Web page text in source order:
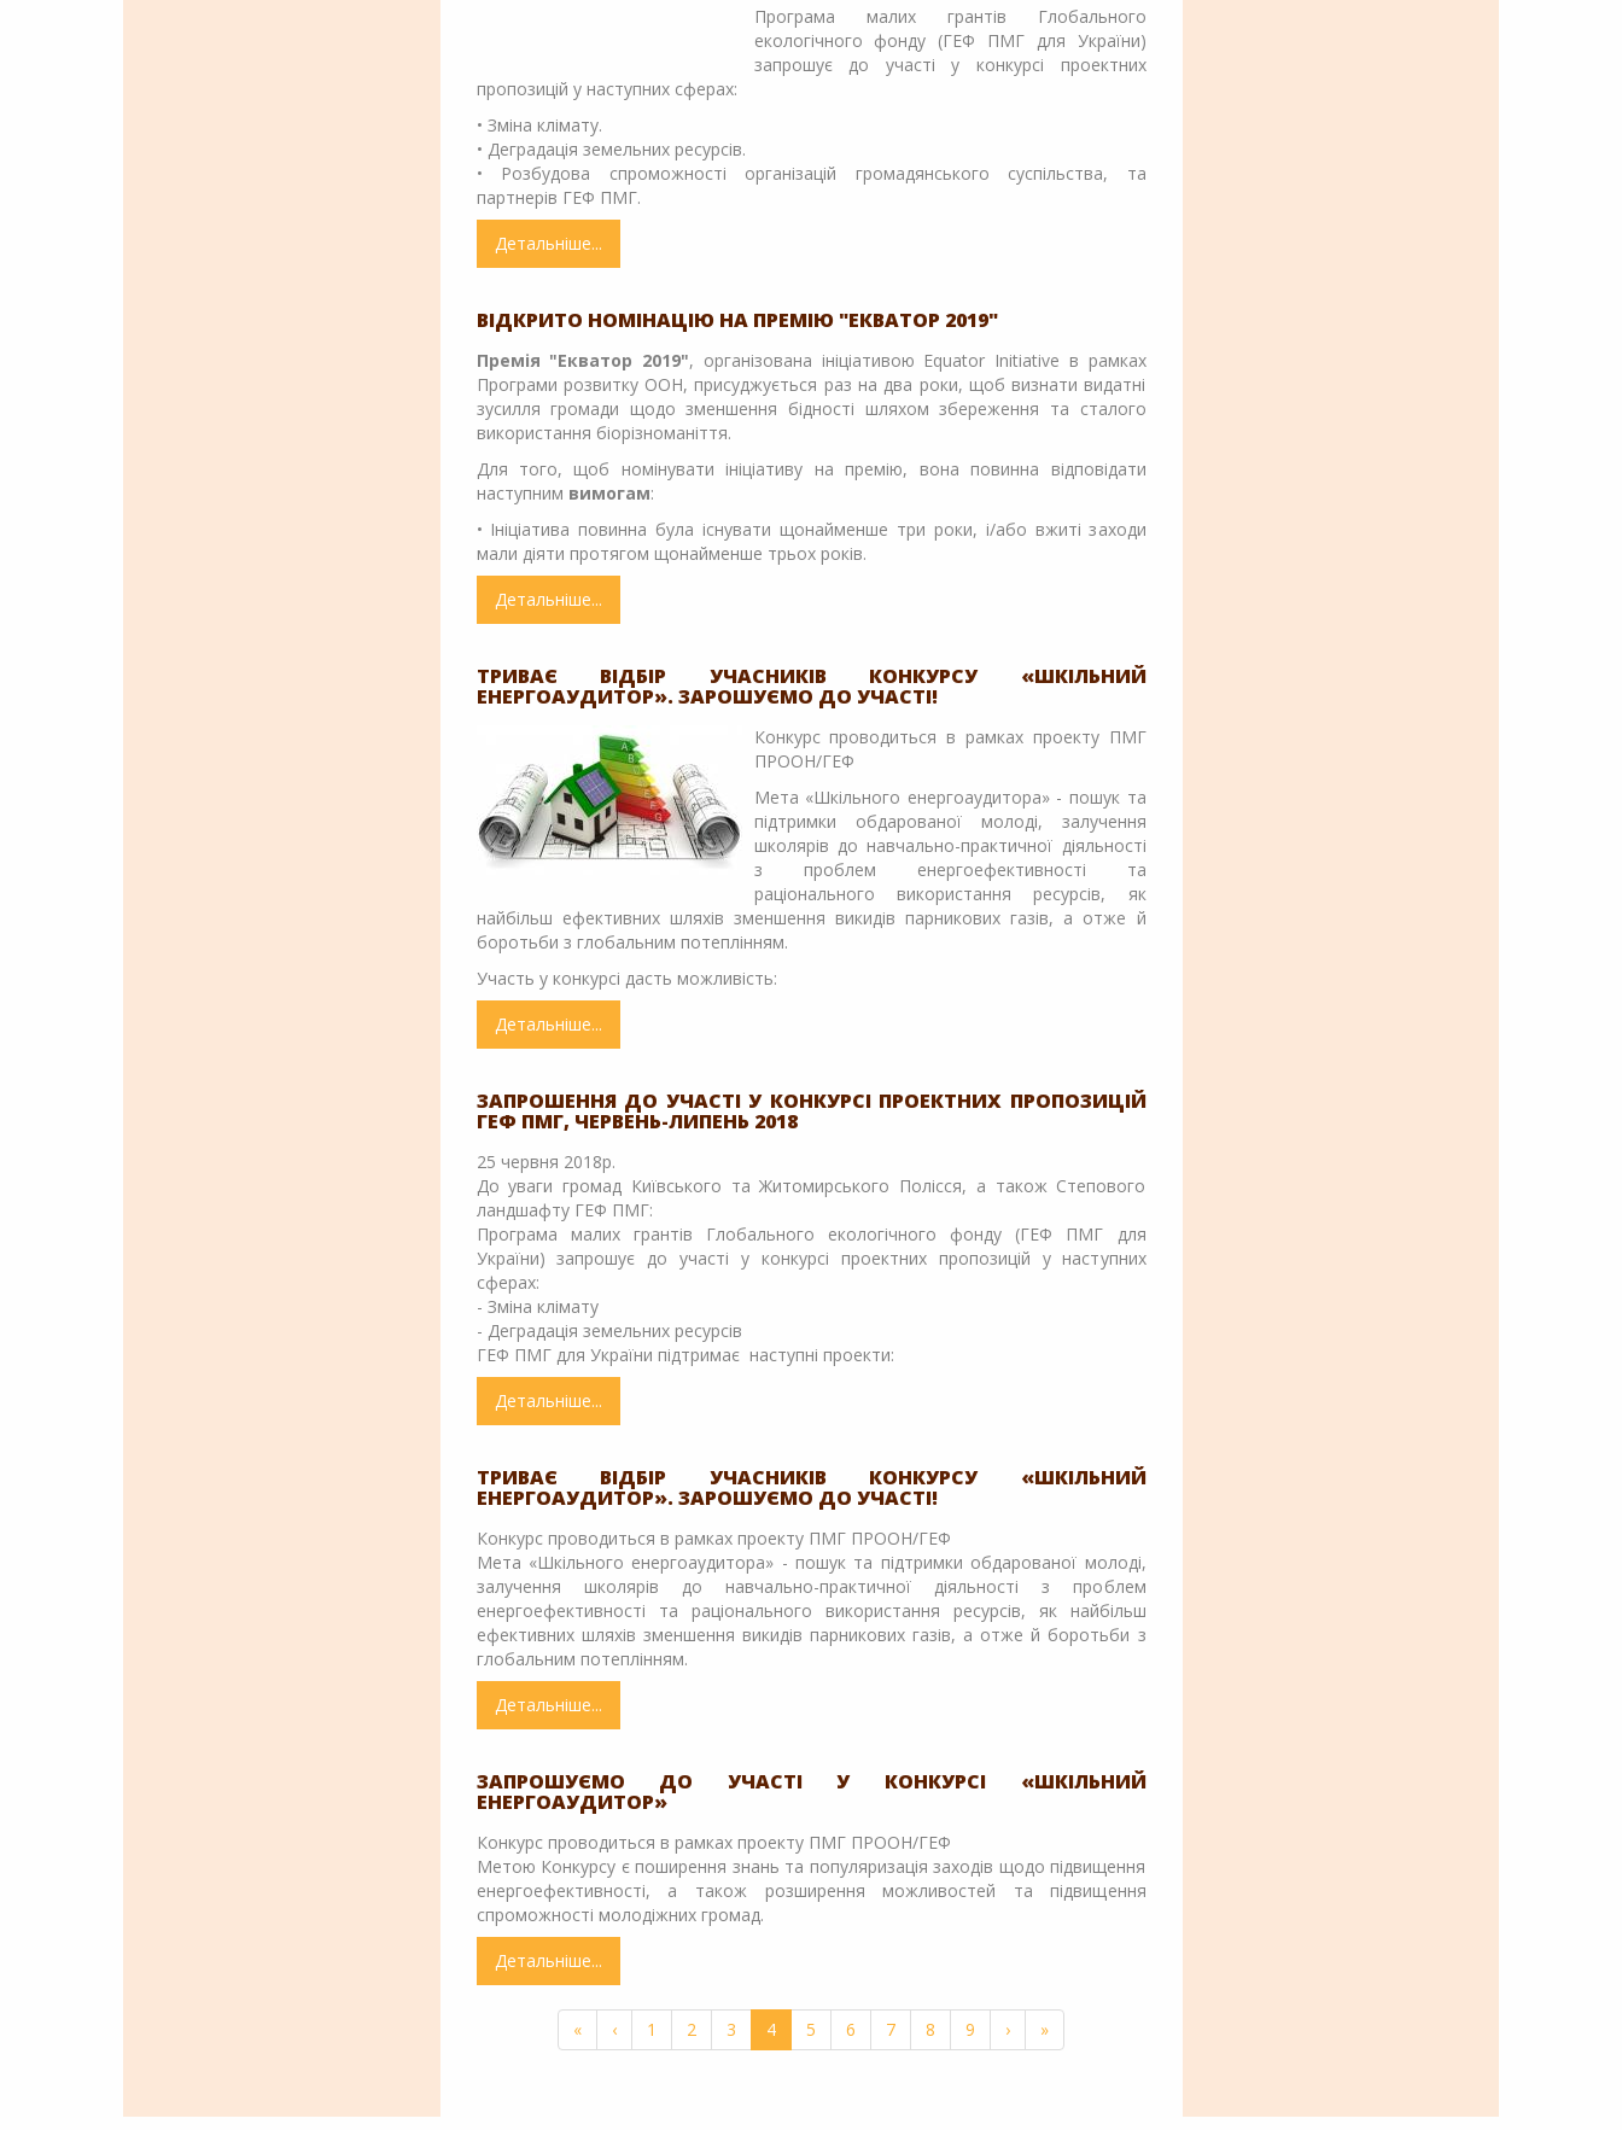
Програма малих грантів Глобального
екологічного фонду (ГЕФ ПМГ для України)
запрошує до участі у конкурсі проектних
пропозицій у наступних сферах:
• Зміна клімату.
• Деградація земельних ресурсів.
• Розбудова спроможності організацій громадянського суспільства, та
партнерів ГЕФ ПМГ.
Детальнішепро
Запрошення
участі
конкурсі
проектних
пропозицій
ВІДКРИТО НОМІНАЦІЮ НА ПРЕМІЮ "ЕКВАТОР 2019"
Премія "Екватор 2019", організована ініціативою Equator Initiative в рамках
Програми розвитку ООН, присуджується раз на два роки, щоб визнати видатні
зусилля громади щодо зменшення бідності шляхом збереження та сталого
використання біорізноманіття.
Для того, щоб номінувати ініціативу на премію, вона повинна відповідати
наступним вимогам:
• Ініціатива повинна була існувати щонайменше три роки, і/або вжиті заходи
мали діяти протягом щонайменше трьох років.
Детальнішепро
Відкрито
на
премію
2019"
ТРИВАЄ ВІДБІР УЧАСНИКІВ КОНКУРСУ «ШКІЛЬНИЙ
ЕНЕРГОАУДИТОР». ЗАРОШУЄМО ДО УЧАСТІ!
Конкурс проводиться в рамках проекту ПМГ
ПРООН/ГЕФ
Мета «Шкільного енергоаудитора» - пошук та
підтримки обдарованої молоді, залучення
школярів до навчально-практичної діяльності
з проблем енергоефективності та
раціонального використання ресурсів, як
найбільш ефективних шляхів зменшення викидів парникових газів, а отже й
боротьби з глобальним потеплінням.
Участь у конкурсі дасть можливість:
Детальнішепро
Триває
учасників
конкурсу
енергоаудитор».
Зарошуємо
до
участі!
ЗАПРОШЕННЯ ДО УЧАСТІ У КОНКУРСІ ПРОЕКТНИХ ПРОПОЗИЦІЙ
ГЕФ ПМГ, ЧЕРВЕНЬ-ЛИПЕНЬ 2018
25 червня 2018р.
До уваги громад Київського та Житомирського Полісся, а також Степового
ландшафту ГЕФ ПМГ:
Програма малих грантів Глобального екологічного фонду (ГЕФ ПМГ для
України) запрошує до участі у конкурсі проектних пропозицій у наступних
сферах:
- Зміна клімату
- Деградація земельних ресурсів
ГЕФ ПМГ для України підтримає наступні проекти:
Детальнішепро
Запрошення
участі
у
проектних
пропозицій
ГЕФ
ПМГ,
червень-
липень
ТРИВАЄ ВІДБІР УЧАСНИКІВ КОНКУРСУ «ШКІЛЬНИЙ
ЕНЕРГОАУДИТОР». ЗАРОШУЄМО ДО УЧАСТІ!
Конкурс проводиться в рамках проекту ПМГ ПРООН/ГЕФ
Мета «Шкільного енергоаудитора» - пошук та підтримки обдарованої молоді,
залучення школярів до навчально-практичної діяльності з проблем
енергоефективності та раціонального використання ресурсів, як найбільш
ефективних шляхів зменшення викидів парникових газів, а отже й боротьби з
глобальним потеплінням.
Детальнішепро
Триває
учасників
конкурсу
енергоаудитор».
Зарошуємо
до
участі!
ЗАПРОШУЄМО ДО УЧАСТІ У КОНКУРСІ «ШКІЛЬНИЙ
ЕНЕРГОАУДИТОР»
Конкурс проводиться в рамках проекту ПМГ ПРООН/ГЕФ
Метою Конкурсу є поширення знань та популяризація заходів щодо підвищення
енергоефективності, а також розширення можливостей та підвищення
спроможності молодіжних громад.
Детальнішепро
Запрошуємо
до
участі
у
« ‹ 1 2 3 4 5 6 7 8 9 › »